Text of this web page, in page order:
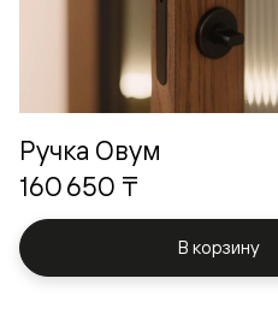
Ручка Овум
160 650 ₸
В корзину